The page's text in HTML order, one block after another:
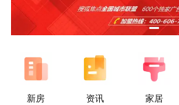
新房 资讯 家居